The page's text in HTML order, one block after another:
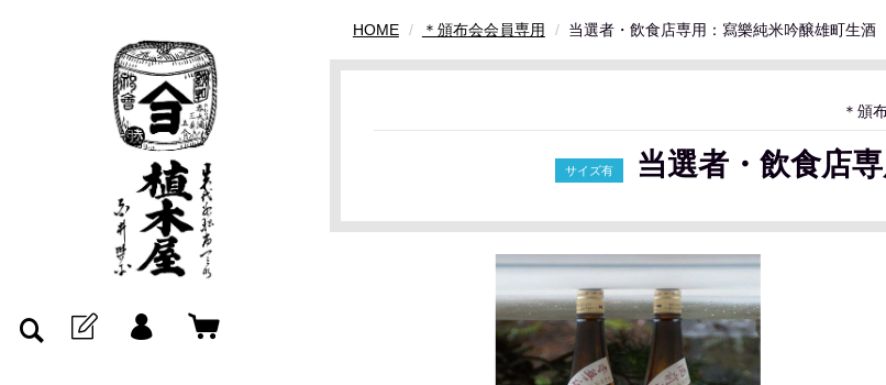
HOME ＊頒布会会員専用 当選者・飲食店専用：寫樂純米吟醸雄町生酒
＊頒
当選者・飲食店